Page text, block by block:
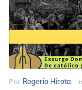
Por Rogerio Hirota -